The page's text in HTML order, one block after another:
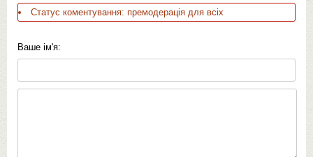
Статус коментування: премодерація для всіх
Ваше ім'я: